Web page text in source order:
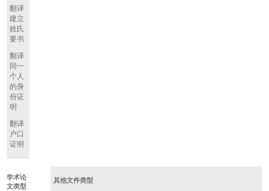
翻译
建立
姓氏
要书
翻译
同一
个人
的身
份证
明
翻译
户口
证明
学术论
文类型
其他文件类型